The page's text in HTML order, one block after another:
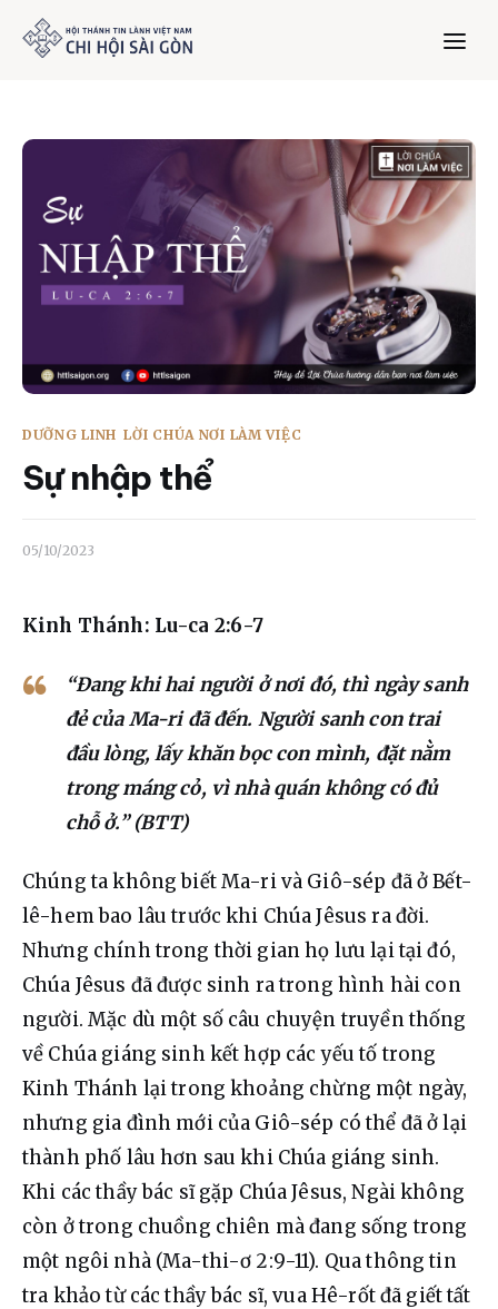
Trang chủ
Giới thiệu
Dưỡng Linh
Bản tin
Mục vụ
Liên hệ
DƯỠNG LINH LỜI CHÚA NƠI LÀM VIỆC
Sự nhập thể
05/10/2023
Kinh Thánh: Lu-ca 2:6-7
“Đang khi hai người ở nơi đó, thì ngày sanh
đẻ của Ma-ri đã đến. Người sanh con trai
đầu lòng, lấy khăn bọc con mình, đặt nằm
trong máng cỏ, vì nhà quán không có đủ
chỗ ở.” (BTT)
Chúng ta không biết Ma-ri và Giô-sép đã ở Bết-
lê-hem bao lâu trước khi Chúa Jêsus ra đời.
Nhưng chính trong thời gian họ lưu lại tại đó,
Chúa Jêsus đã được sinh ra trong hình hài con
người. Mặc dù một số câu chuyện truyền thống
về Chúa giáng sinh kết hợp các yếu tố trong
Kinh Thánh lại trong khoảng chừng một ngày,
nhưng gia đình mới của Giô-sép có thể đã ở lại
thành phố lâu hơn sau khi Chúa giáng sinh.
Khi các thầy bác sĩ gặp Chúa Jêsus, Ngài không
còn ở trong chuồng chiên mà đang sống trong
một ngôi nhà (Ma-thi-ơ 2:9-11). Qua thông tin
tra khảo từ các thầy bác sĩ, vua Hê-rốt đã giết tất